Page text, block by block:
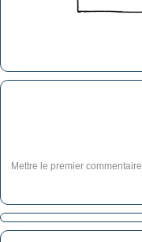
Mettre le premier commentaire